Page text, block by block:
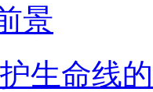
景
生命线